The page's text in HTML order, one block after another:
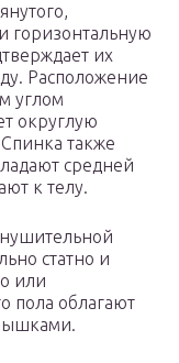
горизонтальную
их
Расположение
углом
округлую
также
средней
к телу.
статно и
или
пола облагают